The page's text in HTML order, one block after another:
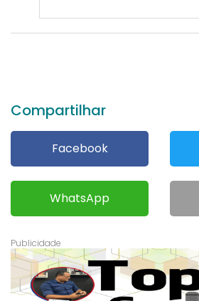
Compartilhar
Facebook
WhatsApp